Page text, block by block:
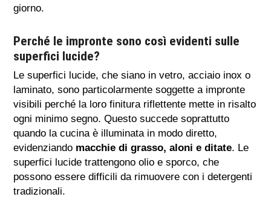
giorno.
Perché le impronte sono così evidenti sulle
superfici lucide?
Le superfici lucide, che siano in vetro, acciaio inox o
laminato, sono particolarmente soggette a impronte
visibili perché la loro finitura riflettente mette in risalto
ogni minimo segno. Questo succede soprattutto
quando la cucina è illuminata in modo diretto,
evidenziando macchie di grasso, aloni e ditate. Le
superfici lucide trattengono olio e sporco, che
possono essere difficili da rimuovere con i detergenti
tradizionali.